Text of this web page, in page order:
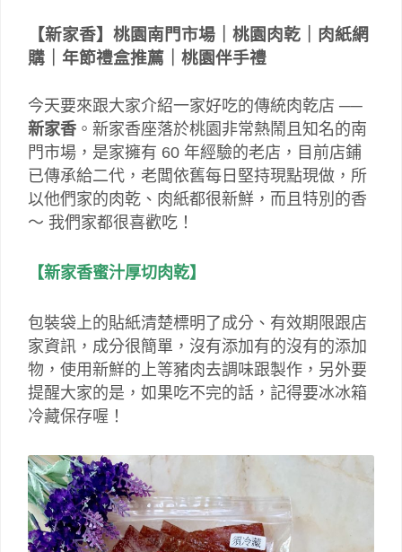
【新家香】桃園南門市場｜桃園肉乾｜肉紙網
購｜年節禮盒推薦｜桃園伴手禮
今天要來跟大家介紹一家好吃的傳統肉乾店 ──
新家香 。新家香座落於桃園非常熱鬧且知名的南
門市場，是家擁有 60 年經驗的老店，目前店鋪
已傳承給二代，老闆依舊每日堅持現點現做，所
以他們家的肉乾、肉紙都很新鮮，而且特別的香
～ 我們家都很喜歡吃！
【新家香蜜汁厚切肉乾】
包裝袋上的貼紙清楚標明了成分、有效期限跟店
家資訊，成分很簡單，沒有添加有的沒有的添加
物，使用新鮮的上等豬肉去調味跟製作，另外要
提醒大家的是，如果吃不完的話，記得要冰冰箱
冷藏保存喔！